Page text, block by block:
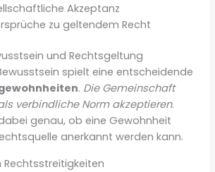
Akzeptanz
zu geltendem Recht
und Rechtsgeltung
spielt eine entscheidende
. Die Gemeinschaft
verbindliche Norm akzeptieren.
genau, ob eine Gewohnheit
anerkannt werden kann.
Rechtsstreitigkeiten